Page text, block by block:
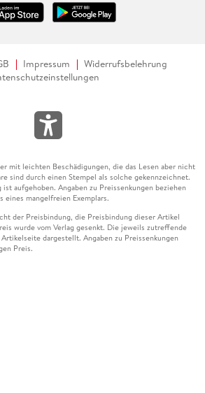
Impressum
Widerrufsbelehrung
mit leichten Beschädigungen, die das Lesen aber nicht
sind durch einen Stempel als solche gekennzeichnet.
aufgehoben. Angaben zu Preissenkungen beziehen
eines mangelfreien Exemplars.
der Preisbindung, die Preisbindung dieser Artikel
wurde vom Verlag gesenkt. Die jeweils zutreffende
dargestellt. Angaben zu Preissenkungen
Preis.